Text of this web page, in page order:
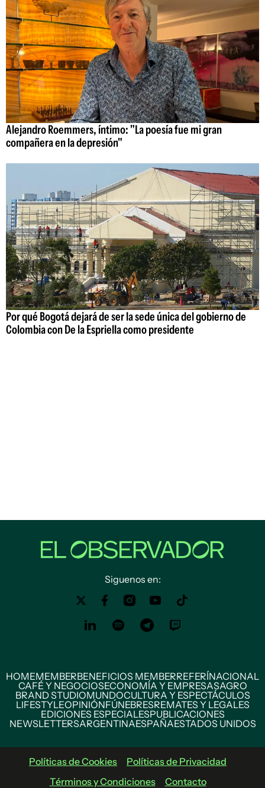
Alejandro Roemmers, íntimo: "La poesía fue mi gran
compañera en la depresión"
Por qué Bogotá dejará de ser la sede única del gobierno de
Colombia con De la Espriella como presidente
Siguenos en:
HOMEMEMBERBENEFICIOS MEMBERREFERÍNACIONAL
CAFÉ Y NEGOCIOSECONOMÍA Y EMPRESASAGRO
BRAND STUDIOMUNDOCULTURA Y ESPECTÁCULOS
LIFESTYLEOPINIÓNFÚNEBRESREMATES Y LEGALES
EDICIONES ESPECIALESPUBLICACIONES
NEWSLETTERSARGENTINAESPAÑAESTADOS UNIDOS
Políticas de Cookies
Políticas de Privacidad
Términos y Condiciones
Contacto